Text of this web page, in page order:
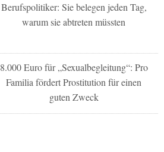
Berufspolitiker: Sie belegen jeden Tag,
warum sie abtreten müssten
8.000 Euro für „Sexualbegleitung“: Pro
Familia fördert Prostitution für einen
guten Zweck